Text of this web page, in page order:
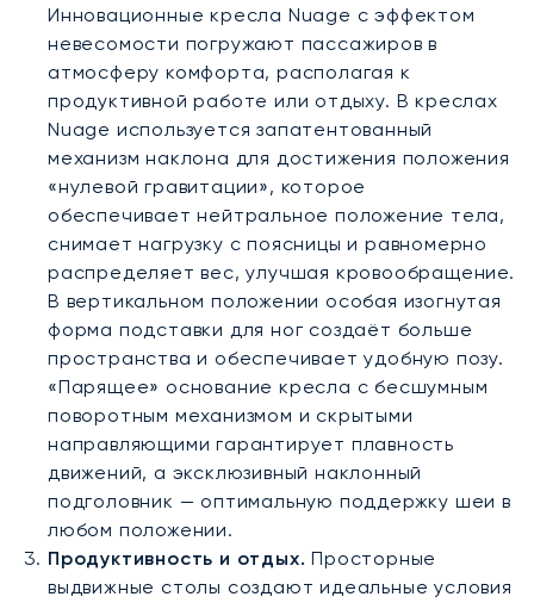
Инновационные кресла Nuage с эффектом
невесомости погружают пассажиров в
атмосферу комфорта, располагая к
продуктивной работе или отдыху. В креслах
Nuage используется запатентованный
механизм наклона для достижения положения
«нулевой гравитации», которое
обеспечивает нейтральное положение тела,
снимает нагрузку с поясницы и равномерно
распределяет вес, улучшая кровообращение.
В вертикальном положении особая изогнутая
форма подставки для ног создаёт больше
пространства и обеспечивает удобную позу.
«Парящее» основание кресла с бесшумным
поворотным механизмом и скрытыми
направляющими гарантирует плавность
движений, а эксклюзивный наклонный
подголовник — оптимальную поддержку шеи в
любом положении.
Продуктивность и отдых. Просторные
выдвижные столы создают идеальные условия